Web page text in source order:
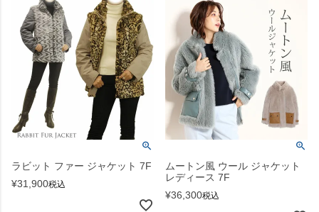
ラビット ファー ジャケット 7F
¥31,900税込
ムートン風 ウール ジャケット
レディース 7F
¥36,300税込